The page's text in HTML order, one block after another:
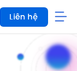
Liên hệ